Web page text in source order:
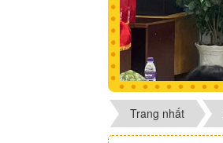
Trang nhất